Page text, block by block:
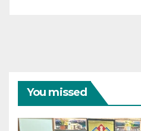
You missed